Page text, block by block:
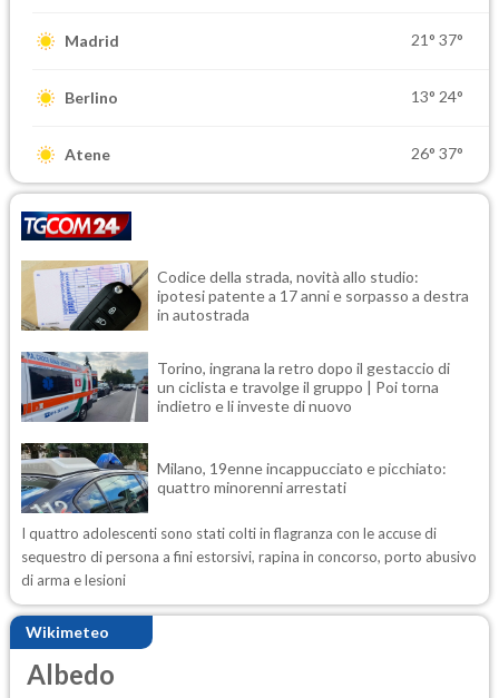
Madrid 21° 37°
Berlino 13° 24°
Atene 26° 37°
Codice della strada, novità allo studio:
ipotesi patente a 17 anni e sorpasso a destra
in autostrada
Torino, ingrana la retro dopo il gestaccio di
un ciclista e travolge il gruppo | Poi torna
indietro e li investe di nuovo
Milano, 19enne incappucciato e picchiato:
quattro minorenni arrestati
I quattro adolescenti sono stati colti in flagranza con le accuse di
sequestro di persona a fini estorsivi, rapina in concorso, porto abusivo
di arma e lesioni
Wikimeteo
Albedo